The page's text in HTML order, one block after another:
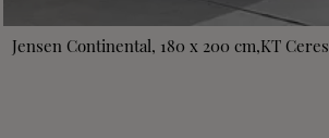
Jensen Continental, 180 x 200 cm,KT Ceres